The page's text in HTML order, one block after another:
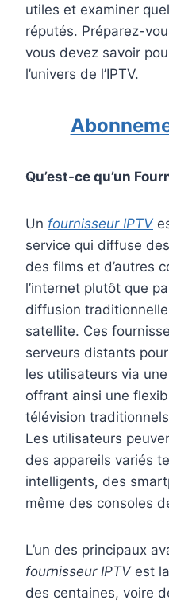
utiles et examiner
réputés. Préparez-
vous devez savoir
l’univers de l’IPTV.
Qu’est-ce qu’un
Un fournisseur IPTV
service qui diffuse
des films et d’autres
l’internet plutôt que
diffusion
satellite. Ces
serveurs distants
les utilisateurs via
offrant ainsi une
télévision
Les utilisateurs
des appareils variés
intelligents, des
même des consoles
L’un des principaux
fournisseur IPTV est
des centaines, voire